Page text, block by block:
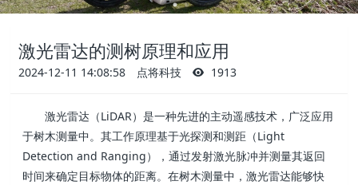
激光雷达的测树原理和应用
2024-12-11 14:08:58 点将科技 1913
激光雷达（LiDAR）是一种先进的主动遥感技术，广泛应用
于树木测量中。其工作原理基于光探测和测距（Light
Detection and Ranging），通过发射激光脉冲并测量其返回
时间来确定目标物体的距离。在树木测量中，激光雷达能够快